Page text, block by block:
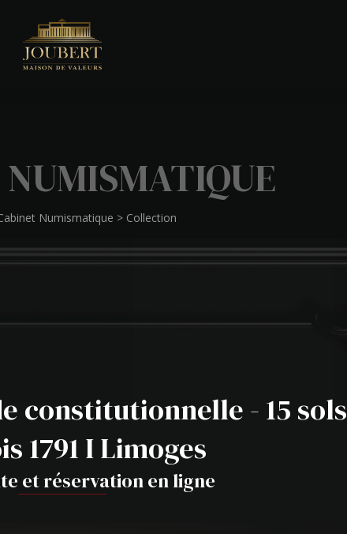
Numismatique > Collection
constitutionnelle - 15 sols
1791 I Limoges
et réservation en ligne